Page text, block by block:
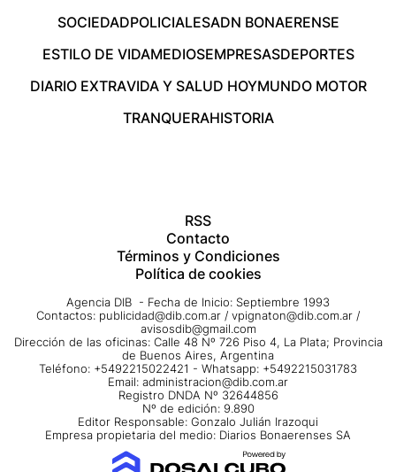
SOCIEDADPOLICIALESADN BONAERENSE
ESTILO DE VIDAMEDIOSEMPRESASDEPORTES
DIARIO EXTRAVIDA Y SALUD HOYMUNDO MOTOR
TRANQUERAHISTORIA
RSS
Contacto
Términos y Condiciones
Política de cookies
Agencia DIB - Fecha de Inicio: Septiembre 1993
Contactos: publicidad@dib.com.ar / vpignaton@dib.com.ar /
avisosdib@gmail.com
Dirección de las oficinas: Calle 48 Nº 726 Piso 4, La Plata; Provincia
de Buenos Aires, Argentina
Teléfono: +5492215022421 - Whatsapp: +5492215031783
Email: administracion@dib.com.ar
Registro DNDA Nº 32644856
Nº de edición: 9.890
Editor Responsable: Gonzalo Julián Irazoqui
Empresa propietaria del medio: Diarios Bonaerenses SA